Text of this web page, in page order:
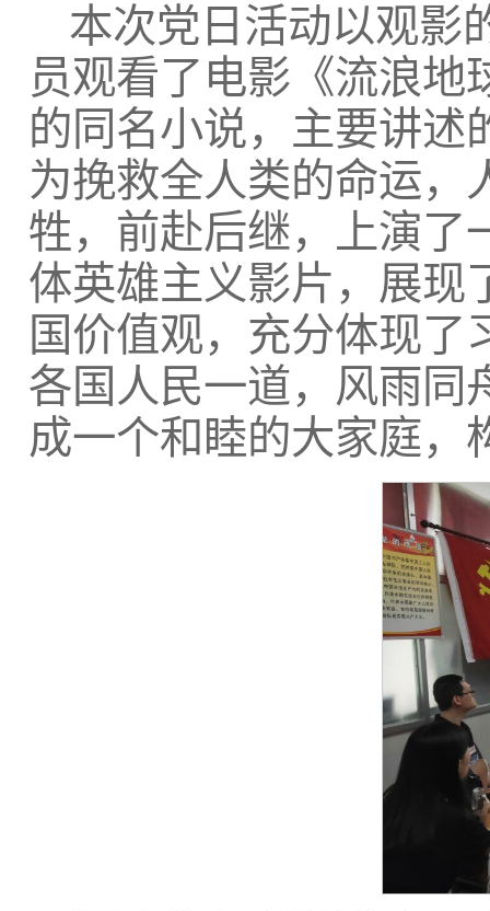
本次党日活动以观影
员观看了电影《流浪
的同名小说，主要讲述
为挽救全人类的命运，
牲，前赴后继，上演了
体英雄主义影片，展现
国价值观，充分体现
各国人民一道，风雨同
成一个和睦的大家庭，